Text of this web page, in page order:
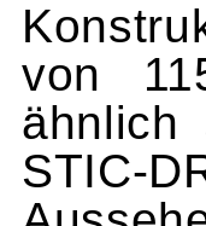
von
ähnlich
STIC-